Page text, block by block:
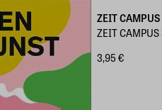
ZEIT CAMPUS
ZEIT
3,95 €